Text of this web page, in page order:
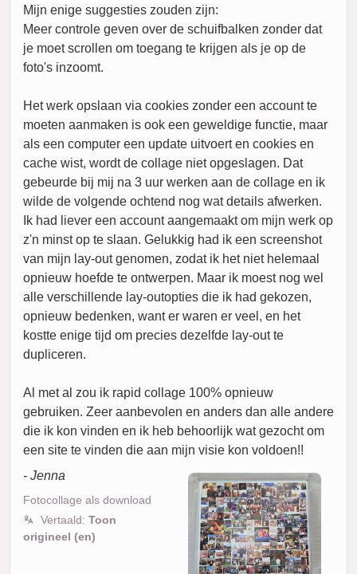
Mijn enige suggesties zouden zijn:
Meer controle geven over de schuifbalken zonder dat
je moet scrollen om toegang te krijgen als je op de
foto's inzoomt.
Het werk opslaan via cookies zonder een account te
moeten aanmaken is ook een geweldige functie, maar
als een computer een update uitvoert en cookies en
cache wist, wordt de collage niet opgeslagen. Dat
gebeurde bij mij na 3 uur werken aan de collage en ik
wilde de volgende ochtend nog wat details afwerken.
Ik had liever een account aangemaakt om mijn werk op
z'n minst op te slaan. Gelukkig had ik een screenshot
van mijn lay-out genomen, zodat ik het niet helemaal
opnieuw hoefde te ontwerpen. Maar ik moest nog wel
alle verschillende lay-outopties die ik had gekozen,
opnieuw bedenken, want er waren er veel, en het
kostte enige tijd om precies dezelfde lay-out te
dupliceren.
Al met al zou ik rapid collage 100% opnieuw
gebruiken. Zeer aanbevolen en anders dan alle andere
die ik kon vinden en ik heb behoorlijk wat gezocht om
een site te vinden die aan mijn visie kon voldoen!!
- Jenna
Fotocollage als download
Vertaald: Toon
origineel (en)